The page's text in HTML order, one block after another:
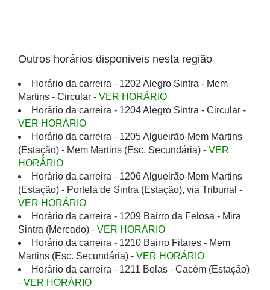
Outros horários disponiveis nesta região
Horário da carreira - 1202 Alegro Sintra - Mem
Martins - Circular - VER HORÁRIO
Horário da carreira - 1204 Alegro Sintra - Circular -
VER HORÁRIO
Horário da carreira - 1205 Algueirão-Mem Martins
(Estação) - Mem Martins (Esc. Secundária) - VER
HORÁRIO
Horário da carreira - 1206 Algueirão-Mem Martins
(Estação) - Portela de Sintra (Estação), via Tribunal -
VER HORÁRIO
Horário da carreira - 1209 Bairro da Felosa - Mira
Sintra (Mercado) - VER HORÁRIO
Horário da carreira - 1210 Bairro Fitares - Mem
Martins (Esc. Secundária) - VER HORÁRIO
Horário da carreira - 1211 Belas - Cacém (Estação)
- VER HORÁRIO